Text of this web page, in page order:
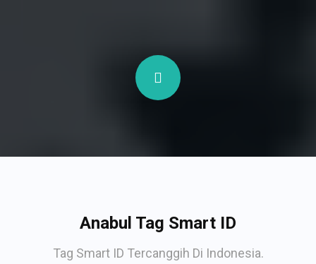
Anabul Tag Smart ID
Tag Smart ID Tercanggih Di Indonesia.